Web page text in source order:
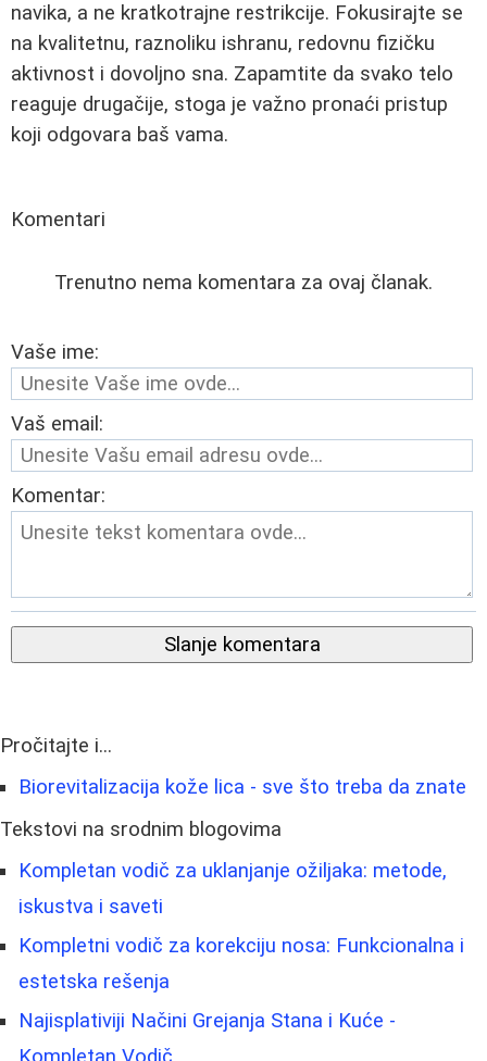
navika, a ne kratkotrajne restrikcije. Fokusirajte se
na kvalitetnu, raznoliku ishranu, redovnu fizičku
aktivnost i dovoljno sna. Zapamtite da svako telo
reaguje drugačije, stoga je važno pronaći pristup
koji odgovara baš vama.
Komentari
Trenutno nema komentara za ovaj članak.
Vaše ime:
Vaš email:
Komentar:
Slanje komentara
Pročitajte i...
Biorevitalizacija kože lica - sve što treba da znate
Tekstovi na srodnim blogovima
Kompletan vodič za uklanjanje ožiljaka: metode,
iskustva i saveti
Kompletni vodič za korekciju nosa: Funkcionalna i
estetska rešenja
Najisplativiji Načini Grejanja Stana i Kuće -